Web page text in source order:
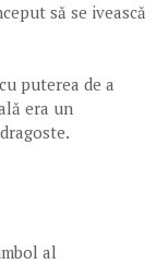
să se ivească
puterea de a
era un
al